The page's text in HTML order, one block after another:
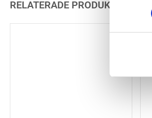
RELATERADE PRODUKTER